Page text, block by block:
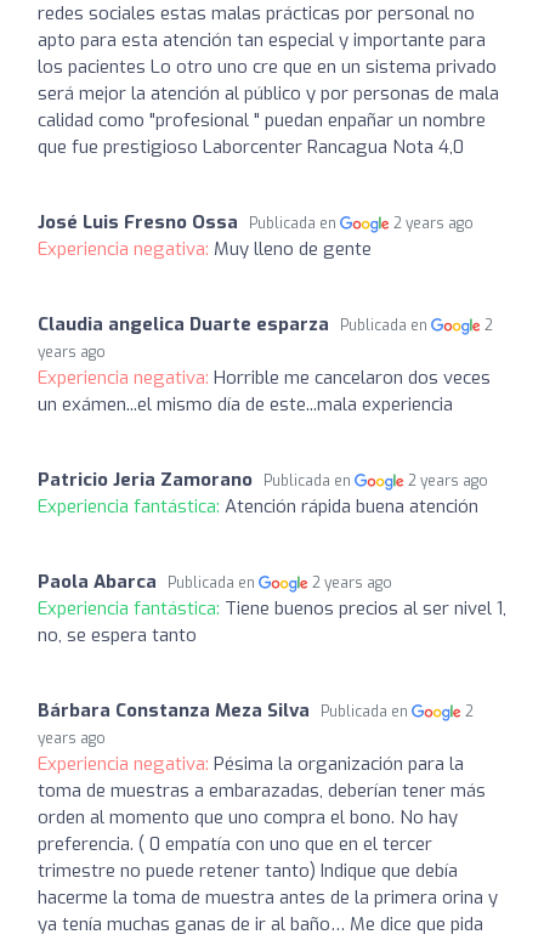
redes sociales estas malas prácticas por personal no
apto para esta atención tan especial y importante para
los pacientes Lo otro uno cre que en un sistema privado
será mejor la atención al público y por personas de mala
calidad como "profesional " puedan enpañar un nombre
que fue prestigioso Laborcenter Rancagua Nota 4,0
José Luis Fresno Ossa Publicada en 2 years ago
Experiencia negativa: Muy lleno de gente
Claudia angelica Duarte esparza Publicada en
2
years ago
Experiencia negativa: Horrible me cancelaron dos veces
un exámen...el mismo día de este...mala experiencia
Patricio Jeria Zamorano Publicada en 2 years ago
Experiencia fantástica: Atención rápida buena atención
Paola Abarca Publicada en 2 years ago
Experiencia fantástica: Tiene buenos precios al ser nivel 1,
no, se espera tanto
Bárbara Constanza Meza Silva Publicada en
2
years ago
Experiencia negativa: Pésima la organización para la
toma de muestras a embarazadas, deberían tener más
orden al momento que uno compra el bono. No hay
preferencia. ( 0 empatía con uno que en el tercer
trimestre no puede retener tanto) Indique que debía
hacerme la toma de muestra antes de la primera orina y
ya tenía muchas ganas de ir al baño… Me dice que pida